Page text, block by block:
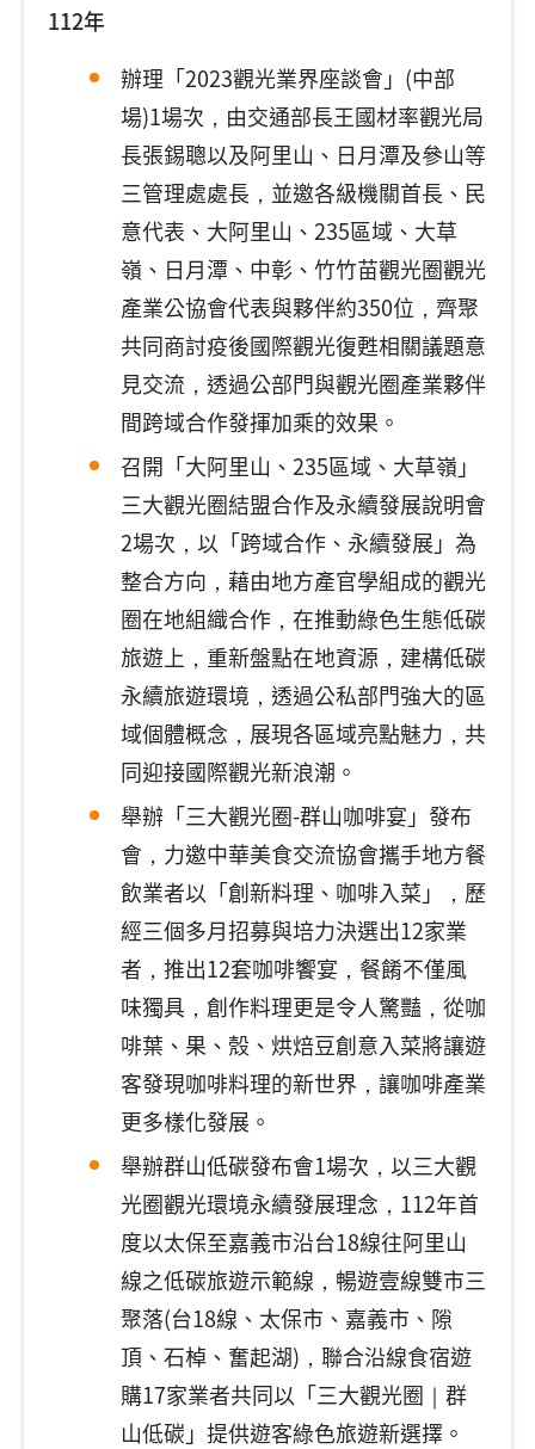
112年
辦理「2023觀光業界座談會」(中部
場)1場次，由交通部長王國材率觀光局
長張錫聰以及阿里山、日月潭及參山等
三管理處處長，並邀各級機關首長、民
意代表、大阿里山、235區域、大草
嶺、日月潭、中彰、竹竹苗觀光圈觀光
產業公協會代表與夥伴約350位，齊聚
共同商討疫後國際觀光復甦相關議題意
見交流，透過公部門與觀光圈產業夥伴
間跨域合作發揮加乘的效果。
召開「大阿里山、235區域、大草嶺」
三大觀光圈結盟合作及永續發展說明會
2場次，以「跨域合作、永續發展」為
整合方向，藉由地方產官學組成的觀光
圈在地組織合作，在推動綠色生態低碳
旅遊上，重新盤點在地資源，建構低碳
永續旅遊環境，透過公私部門強大的區
域個體概念，展現各區域亮點魅力，共
同迎接國際觀光新浪潮。
舉辦「三大觀光圈-群山咖啡宴」發布
會，力邀中華美食交流協會攜手地方餐
飲業者以「創新料理、咖啡入菜」，歷
經三個多月招募與培力決選出12家業
者，推出12套咖啡饗宴，餐餚不僅風
味獨具，創作料理更是令人驚豔，從咖
啡葉、果、殼、烘焙豆創意入菜將讓遊
客發現咖啡料理的新世界，讓咖啡產業
更多樣化發展。
舉辦群山低碳發布會1場次，以三大觀
光圈觀光環境永續發展理念，112年首
度以太保至嘉義市沿台18線往阿里山
線之低碳旅遊示範線，暢遊壹線雙市三
聚落(台18線、太保市、嘉義市、隙
頂、石棹、奮起湖)，聯合沿線食宿遊
購17家業者共同以「三大觀光圈｜群
山低碳」提供遊客綠色旅遊新選擇。